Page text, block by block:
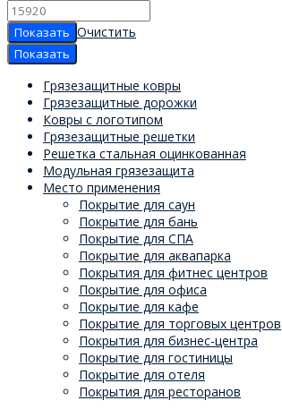
Очистить
Грязезащитные ковры
Грязезащитные дорожки
Ковры с логотипом
Грязезащитные решетки
Решетка стальная оцинкованная
Модульная грязезащита
Место применения
Покрытие для саун
Покрытие для бань
Покрытие для СПА
Покрытие для аквапарка
Покрытия для фитнес центров
Покрытие для офиса
Покрытие для кафе
Покрытие для торговых центров
Покрытия для бизнес-центра
Покрытие для гостиницы
Покрытие для отеля
Покрытия для ресторанов